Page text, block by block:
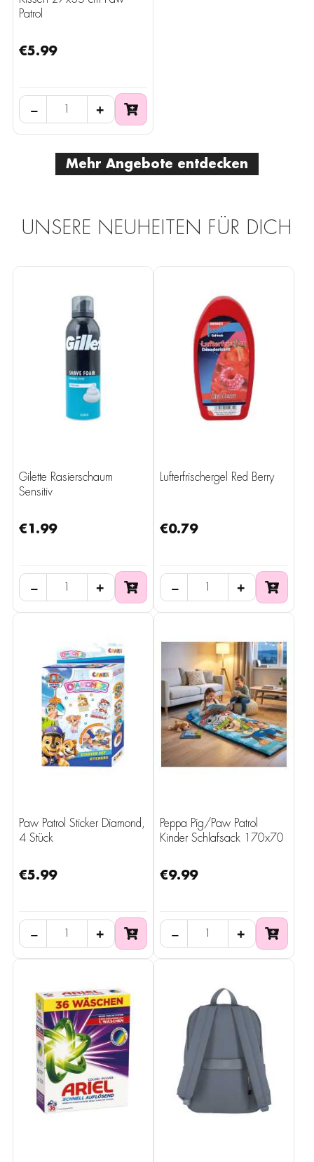
Patrol
€5.99
− +
Mehr Angebote entdecken
UNSERE NEUHEITEN FÜR DICH
Gilette Rasierschaum
Sensitiv
€1.99
− +
Lufterfrischergel Red Berry
€0.79
− +
Paw Patrol Sticker Diamond,
4 Stück
€5.99
− +
Peppa Pig/Paw Patrol
Kinder Schlafsack 170x70
€9.99
− +